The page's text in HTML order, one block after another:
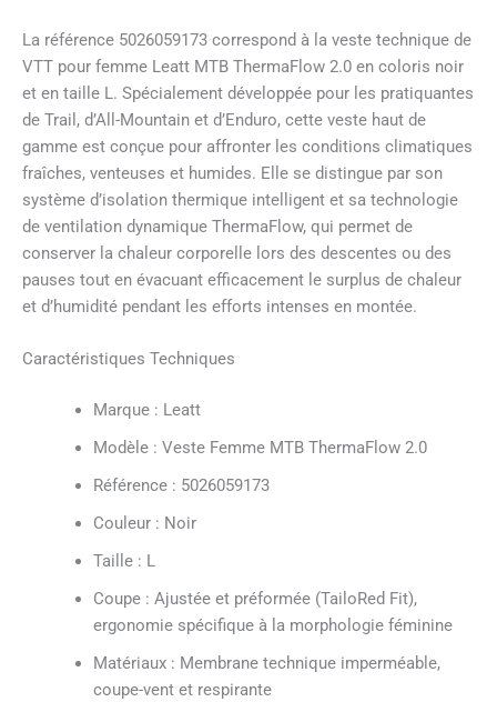
La référence 5026059173 correspond à la veste technique de
VTT pour femme Leatt MTB ThermaFlow 2.0 en coloris noir
et en taille L. Spécialement développée pour les pratiquantes
de Trail, d’All-Mountain et d’Enduro, cette veste haut de
gamme est conçue pour affronter les conditions climatiques
fraîches, venteuses et humides. Elle se distingue par son
système d’isolation thermique intelligent et sa technologie
de ventilation dynamique ThermaFlow, qui permet de
conserver la chaleur corporelle lors des descentes ou des
pauses tout en évacuant efficacement le surplus de chaleur
et d’humidité pendant les efforts intenses en montée.
Caractéristiques Techniques
Marque : Leatt
Modèle : Veste Femme MTB ThermaFlow 2.0
Référence : 5026059173
Couleur : Noir
Taille : L
Coupe : Ajustée et préformée (TailoRed Fit),
ergonomie spécifique à la morphologie féminine
Matériaux : Membrane technique imperméable,
coupe-vent et respirante